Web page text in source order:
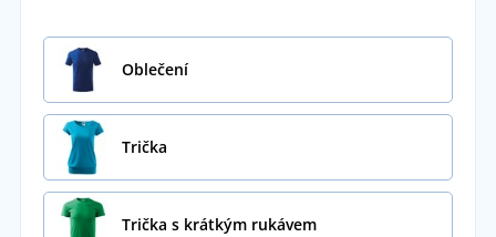
Oblečení
Trička
Trička s krátkým rukávem